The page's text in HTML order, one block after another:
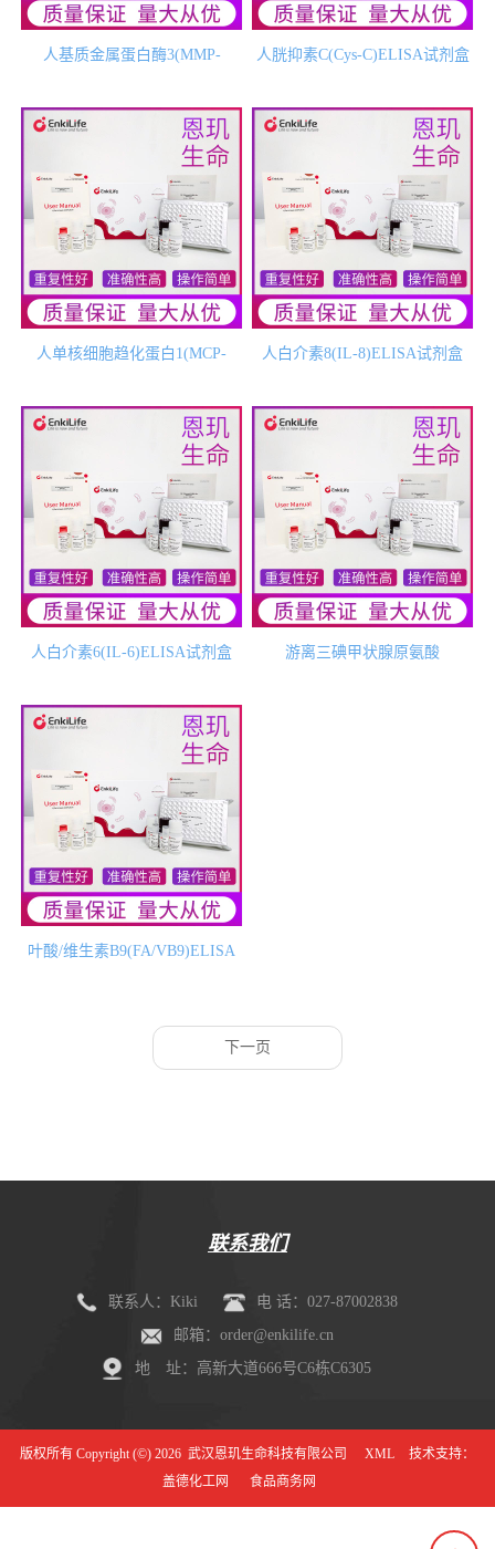
人基质金属蛋白酶3(MMP- 人胱抑素C(Cys-C)ELISA试剂盒
人单核细胞趋化蛋白1(MCP- 人白介素8(IL-8)ELISA试剂盒
人白介素6(IL-6)ELISA试剂盒 游离三碘甲状腺原氨酸
叶酸/维生素B9(FA/VB9)ELISA
下一页
联系我们
联系人：Kiki
电 话：027-87002838
邮箱：order@enkilife.cn
地 址：高新大道666号C6栋C6305
版权所有 Copyright (©) 2026 武汉恩玑生命科技有限公司 XML
技术支持：
盖德化工网
食品商务网